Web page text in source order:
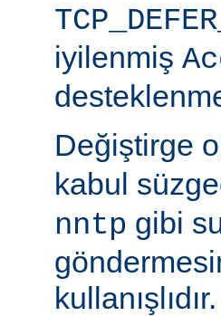
iyilenmiş
Değiştirge
kabul
nntp gibi